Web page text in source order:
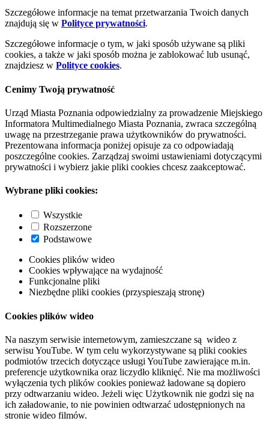
Szczegółowe informacje na temat przetwarzania Twoich danych
znajdują się w Polityce prywatności.
Szczegółowe informacje o tym, w jaki sposób używane są pliki
cookies, a także w jaki sposób można je zablokować lub usunąć,
znajdziesz w Polityce cookies.
Cenimy Twoją prywatność
Urząd Miasta Poznania odpowiedzialny za prowadzenie Miejskiego
Informatora Multimedialnego Miasta Poznania, zwraca szczególną
uwagę na przestrzeganie prawa użytkowników do prywatności.
Prezentowana informacja poniżej opisuje za co odpowiadają
poszczególne cookies. Zarządzaj swoimi ustawieniami dotyczącymi
prywatności i wybierz jakie pliki cookies chcesz zaakceptować.
Wybrane pliki cookies:
Wszystkie
Rozszerzone
Podstawowe
Cookies plików wideo
Cookies wpływające na wydajność
Funkcjonalne pliki
Niezbędne pliki cookies (przyspieszają stronę)
Cookies plików wideo
Na naszym serwisie internetowym, zamieszczane są wideo z
serwisu YouTube. W tym celu wykorzystywane są pliki cookies
podmiotów trzecich dotyczące usługi YouTube zawierające m.in.
preferencje użytkownika oraz liczydło kliknięć. Nie ma możliwości
wyłączenia tych plików cookies ponieważ ładowane są dopiero
przy odtwarzaniu wideo. Jeżeli więc Użytkownik nie godzi się na
ich załadowanie, to nie powinien odtwarzać udostępnionych na
stronie wideo filmów.